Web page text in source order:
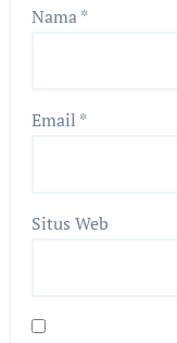
Nama*
Email *
Situs Web